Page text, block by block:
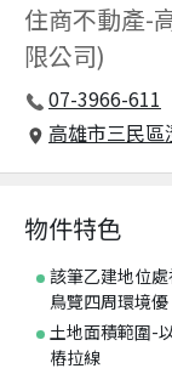
住商不動產-
限公司)
07-3966-611
高雄市三民
物件特色
該筆乙建地位
鳥覽四周環境優
土地面積範圍-
樁拉線